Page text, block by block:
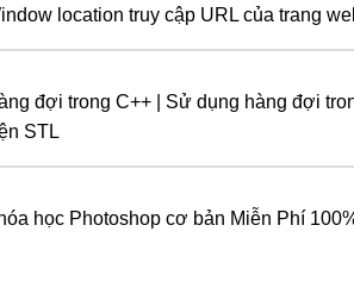
location truy cập URL của trang
đợi trong C++ | Sử dụng hàng đợi
STL
học Photoshop cơ bản Miễn Phí